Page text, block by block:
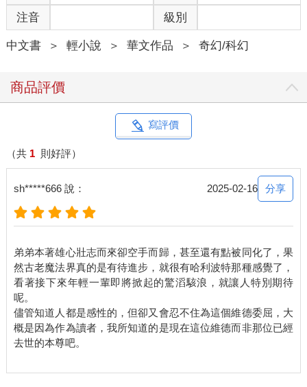
注音 級別
中文書 ＞ 輕小說 ＞ 華文作品 ＞ 奇幻/科幻
商品評價
寫評價
（共 1 則好評）
sh*****666 說： 2025-02-16 分享
弟弟本著雄心壯志而來卻空手而歸，甚至還有點被同化了，果
然古老魔法界真的是有待進步，就很有哈利波特那種感覺了，
看著接下來年輕一輩即將掀起的驚滔駭浪，就讓人特別期待
呢。
儘管知道人都是感性的，但卻又會忍不住為這個維德委屈，大
概是因為作為讀者，我所知道的是現在這位維德而非那位已經
去世的本尊吧。